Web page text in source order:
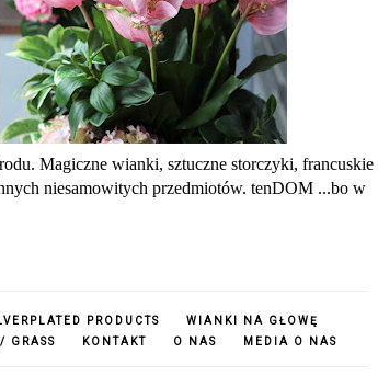
Magiczne wianki, sztuczne storczyki, francuskie
niesamowitych przedmiotów. tenDOM ...bo w
PRODUCTS
WIANKI NA GŁOWĘ
GRASS KONTAKT O NAS MEDIA O NAS